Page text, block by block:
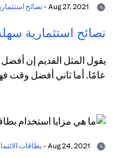
نصائح
نصائح استثمارية
عامًا. أما ثاني أفضل وقت
بطاقات